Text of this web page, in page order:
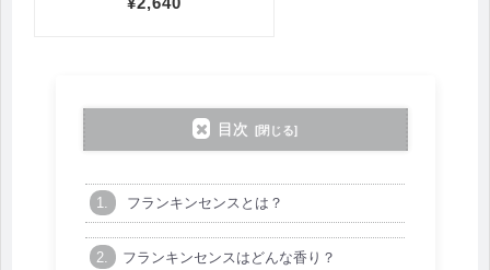
目次
フランキンセンスとは？
フランキンセンスはどんな香り？